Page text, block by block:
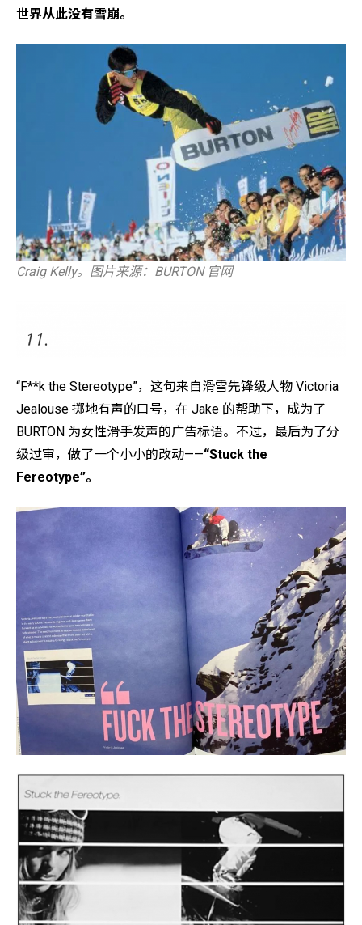
世界从此没有雪崩。
Craig Kelly。图片来源：BURTON 官网
“F**k the Stereotype”，这句来自滑雪先锋级人物 Victoria
Jealouse 掷地有声的口号，在 Jake 的帮助下，成为了
BURTON 为女性滑手发声的广告标语。不过，最后为了分
级过审，做了一个小小的改动——“Stuck the
Fereotype”。